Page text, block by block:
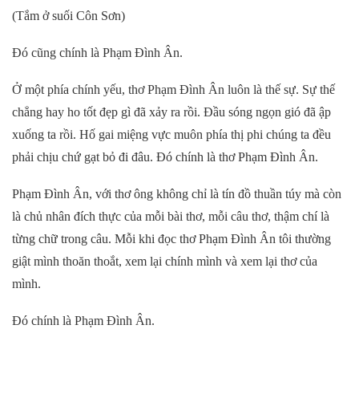
(Tắm ở suối Côn Sơn)
Đó cũng chính là Phạm Đình Ân.
Ở một phía chính yếu, thơ Phạm Đình Ân luôn là thế sự. Sự thế
chẳng hay ho tốt đẹp gì đã xảy ra rồi. Đầu sóng ngọn gió đã ập
xuống ta rồi. Hố gai miệng vực muôn phía thị phi chúng ta đều
phải chịu chứ gạt bỏ đi đâu. Đó chính là thơ Phạm Đình Ân.
Phạm Đình Ân, với thơ ông không chỉ là tín đồ thuần túy mà còn
là chủ nhân đích thực của mỗi bài thơ, mỗi câu thơ, thậm chí là
từng chữ trong câu. Mỗi khi đọc thơ Phạm Đình Ân tôi thường
giật mình thoăn thoắt, xem lại chính mình và xem lại thơ của
mình.
Đó chính là Phạm Đình Ân.